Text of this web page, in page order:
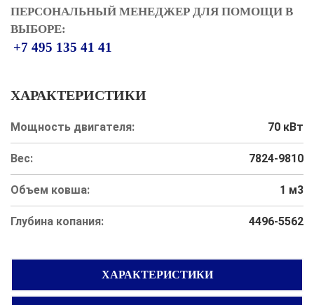
ПЕРСОНАЛЬНЫЙ МЕНЕДЖЕР ДЛЯ ПОМОЩИ В
ВЫБОРЕ:
+7 495 135 41 41
ХАРАКТЕРИСТИКИ
Мощность двигателя: 70 кВт
Вес: 7824-9810
Объем ковша: 1 м3
Глубина копания: 4496-5562
ХАРАКТЕРИСТИКИ